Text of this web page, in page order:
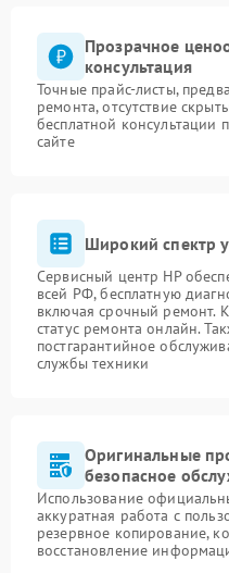
Прозрачное
консультация
Точные прайс-листы,
ремонта, отсутствие
бесплатной консультации
сайте
Широкий спектр
Сервисный центр HP
всей РФ, бесплатную
включая срочный ремонт.
статус ремонта онлайн.
постгарантийное
службы техники
Оригинальные
безопасное
Использование
аккуратная работа с
резервное копирование,
восстановление